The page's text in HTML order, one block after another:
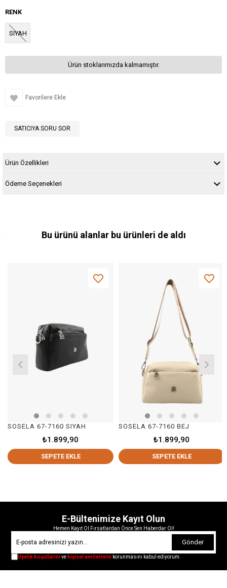
RENK
SIYAH
Ürün stoklarımızda kalmamıştır.
Favorilere Ekle
SATICIYA SORU SOR
Ürün Özellikleri
Ödeme Seçenekleri
Bu ürünü alanlar bu ürünleri de aldı
SOSELA 67-7160 SIYAH
₺1.899,90
SEPETE EKLE
SOSELA 67-7160 BEJ
₺1.899,90
SEPETE EKLE
E-Bültenimize Kayıt Olun
Hemen Kayıt Ol Fırsatlardan Önce Sen Haberdar Ol!
Gönder
Üyelik koşullarınıve kişisel verilerimin korunmasını kabul ediyorum.